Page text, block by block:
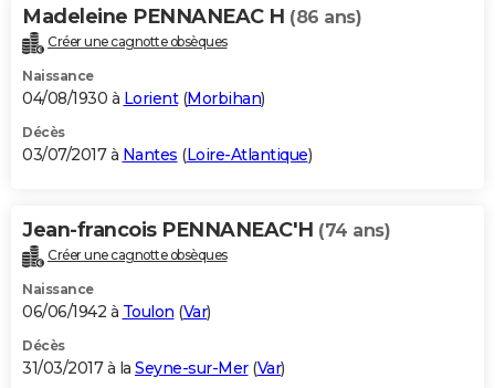
Madeleine PENNANEAC H (86 ans)
Créer une cagnotte obsèques
Naissance
04/08/1930 à Lorient(Morbihan)
Décès
03/07/2017 à Nantes (Loire-Atlantique)
Jean-francois PENNANEAC'H (74 ans)
Créer une cagnotte obsèques
Naissance
06/06/1942 à Toulon (Var)
Décès
31/03/2017 à la Seyne-sur-Mer(Var)